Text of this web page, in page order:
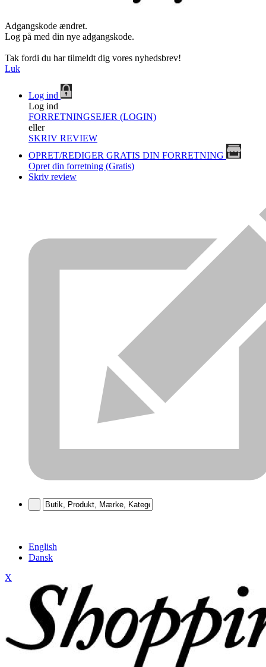
Adgangskode ændret.
Log på med din nye adgangskode.
Tak fordi du har tilmeldt dig vores nyhedsbrev!
Luk
Log ind
Log ind
FORRETNINGSEJER (LOGIN)
eller
SKRIV REVIEW
OPRET/REDIGER GRATIS DIN FORRETNING
Opret din forretning (Gratis)
Skriv review
English
Dansk
X